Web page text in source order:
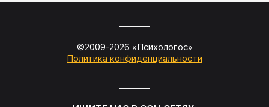
©2009-2026 «Психологос»
Политика конфиденциальности